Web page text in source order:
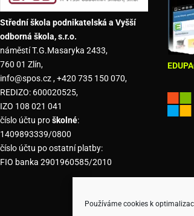
Používáme cookies k
Střední škola podnikatelská a Vyšší
odborná škola, s.r.o.
náměstí T.G.Masaryka 2433,
760 01 Zlín,
info@spos.cz , +420 735 150 070,
REDIZO: 600020525,
IZO 108 021 041
číslo účtu proškolné:
1409893339/0800
číslo účtu po ostatní platby:
FIO banka 2901960585/2010